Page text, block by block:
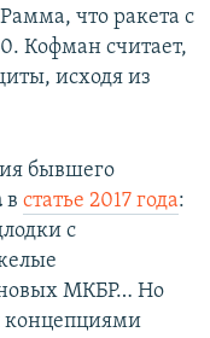
что ракета с
Кофман считает,
исходя из
бывшего
в статье 2017 года:
с
МКБР… Но
концепциями